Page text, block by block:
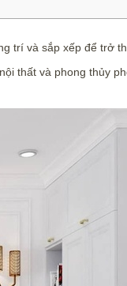
trí và sắp xếp để trở
thất và phong thủy